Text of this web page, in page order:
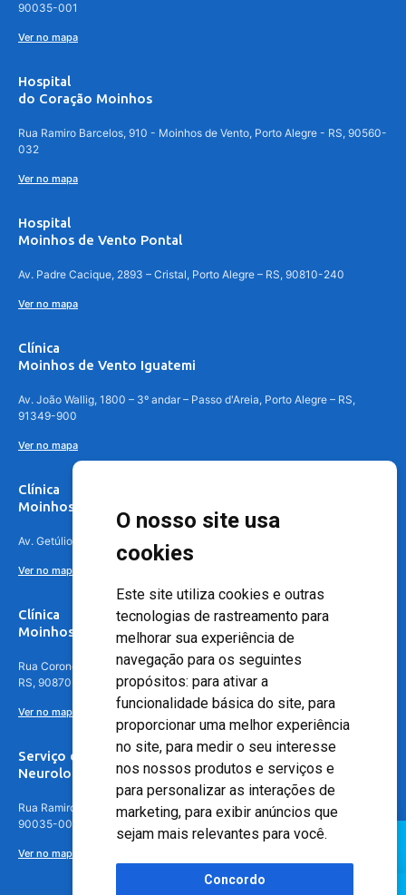
O nosso site usa
cookies
Este site utiliza cookies e outras
tecnologias de rastreamento para
melhorar sua experiência de
navegação para os seguintes
propósitos: para ativar a
funcionalidade básica do site, para
proporcionar uma melhor experiência
no site, para medir o seu interesse
nos nossos produtos e serviços e
para personalizar as interações de
marketing, para exibir anúncios que
sejam mais relevantes para você.
Concordo
90035-001
Ver no mapa
Hospital
do Coração Moinhos
Rua Ramiro Barcelos, 910 - Moinhos de Vento, Porto Alegre - RS, 90560-
032
Ver no mapa
Hospital
Moinhos de Vento Pontal
Av. Padre Cacique, 2893 – Cristal, Porto Alegre – RS, 90810-240
Ver no mapa
Clínica
Moinhos de Vento Iguatemi
Av. João Wallig, 1800 – 3º andar – Passo d'Areia, Porto Alegre – RS,
91349-900
Ver no mapa
Clínica
Moinhos de Vento Canoas
Av. Getúlio Vargas, 4841 – Centro, Canoas – RS, 92010-010
Ver no mapa
Clínica
Moinhos de Vento - Teresópolis
Rua Coronel Aparício Borges, 250 - 3º andar - Teresópolis, Porto Alegre -
RS, 90870-016
Ver no mapa
Serviço de
Neurologia
Rua Ramiro Barcelos, 630 – 5º andar – Floresta, Porto Alegre – RS,
90035-001
Ver no mapa